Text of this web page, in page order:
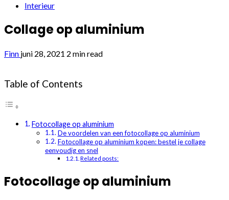
Interieur
Collage op aluminium
Finn juni 28, 2021 2 min read
Table of Contents
Fotocollage op aluminium
De voordelen van een fotocollage op aluminium
Fotocollage op aluminium kopen: bestel je collage
eenvoudig en snel
Related posts:
Fotocollage op aluminium